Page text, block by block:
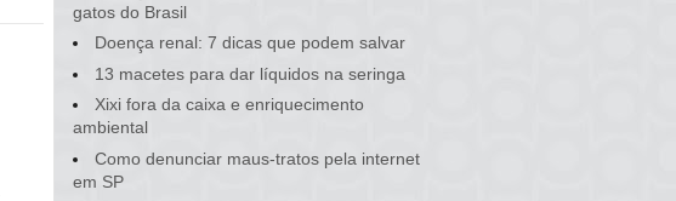
gatos do Brasil
Doença renal: 7 dicas que podem salvar
13 macetes para dar líquidos na seringa
Xixi fora da caixa e enriquecimento
ambiental
Como denunciar maus-tratos pela internet
em SP